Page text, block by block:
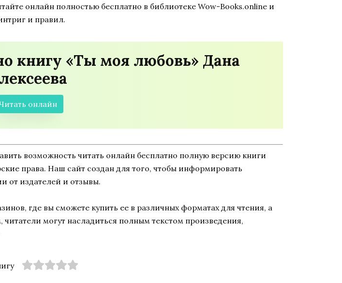
онлайн полностью бесплатно в библиотеке Wow-Books.online и
и правил.
книгу «Ты моя любовь» Дана
онлайн
возможность читать онлайн бесплатно полную версию книги
права. Наш сайт создан для того, чтобы информировать
от издателей и отзывы.
где вы сможете купить ее в различных форматах для чтения, а
могут насладиться полным текстом произведения,